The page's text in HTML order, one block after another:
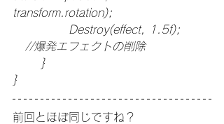
transform.rotation);
   //爆発エフェクトの削除
	}
}
前回とほぼ同じですね？